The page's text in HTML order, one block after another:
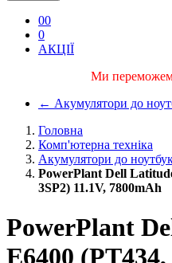
00
0
АКЦІЇ
Ми
← Акумулятори до
Головна
Комп'ютерна техніка
Акумулятори до
PowerPlant Dell
3SP2) 11.1V, 7800mAh
PowerPlant
E6400